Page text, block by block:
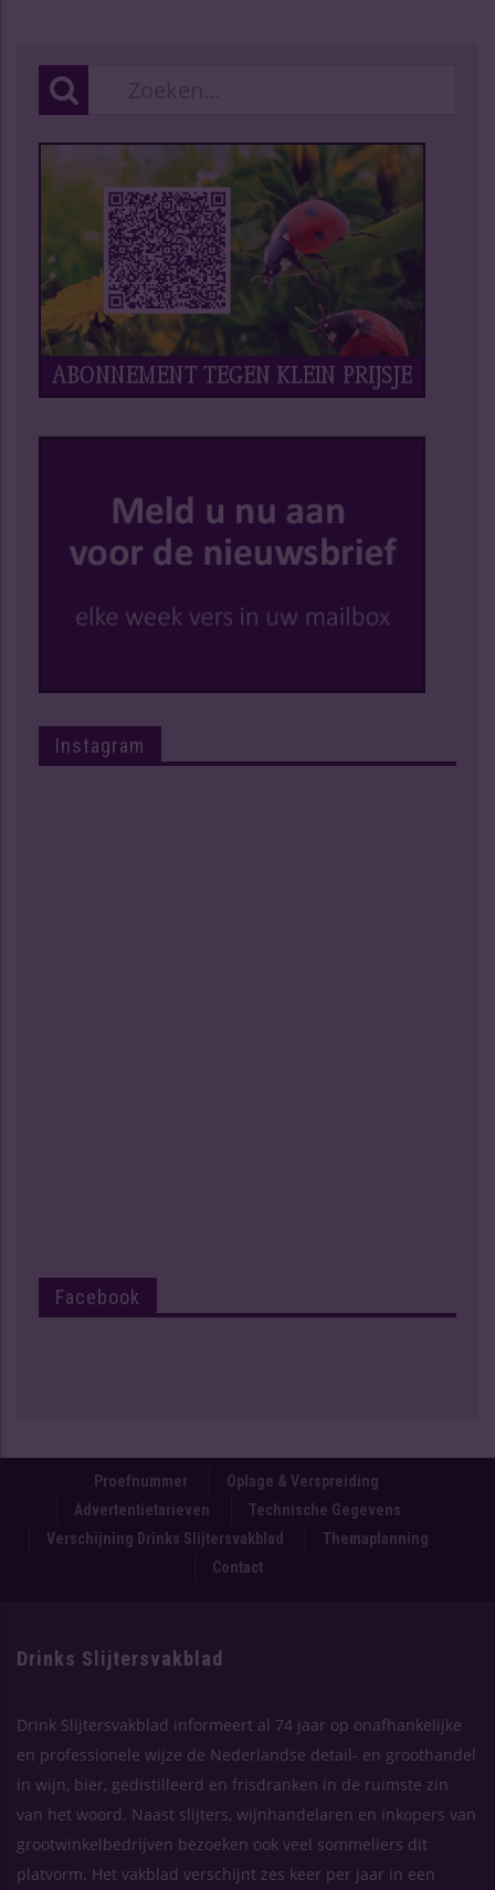
Instagram
Facebook
Proefnummer
Oplage & Verspreiding
Advertentietarieven
Technische Gegevens
Verschijning Drinks Slijtersvakblad
Themaplanning
Contact
Drinks Slijtersvakblad
Drink Slijtersvakblad informeert al 74 jaar op onafhankelijke
en professionele wijze de Nederlandse detail- en groothandel
in wijn, bier, gedistilleerd en frisdranken in de ruimste zin
van het woord. Naast slijters, wijnhandelaren en inkopers van
grootwinkelbedrijven bezoeken ook veel sommeliers dit
platvorm. Het vakblad verschijnt zes keer per jaar in een